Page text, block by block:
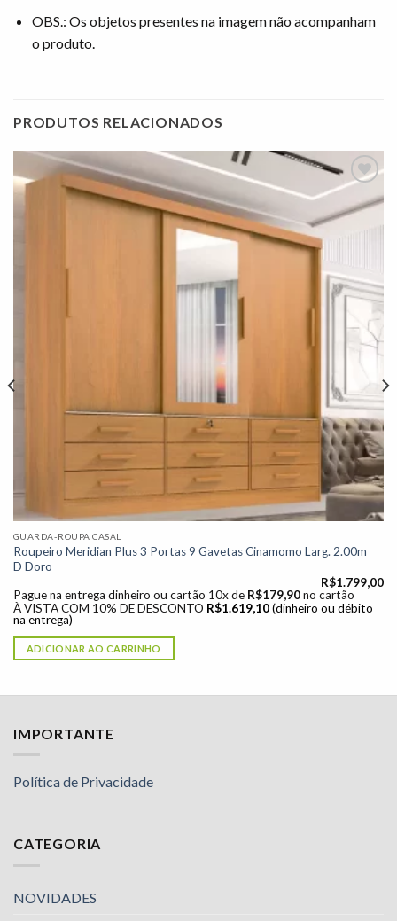
OBS.: Os objetos presentes na imagem não acompanham
o produto.
PRODUTOS RELACIONADOS
GUARDA-ROUPA CASAL
Roupeiro Meridian Plus 3 Portas 9 Gavetas Cinamomo Larg. 2.00m
D Doro
R$1.799,00
Pague na entrega dinheiro ou cartão 10x de R$179,90 no cartão
À VISTA COM 10% DE DESCONTO R$1.619,10 (dinheiro ou débito
na entrega)
ADICIONAR AO CARRINHO
IMPORTANTE
Política de Privacidade
CATEGORIA
NOVIDADES